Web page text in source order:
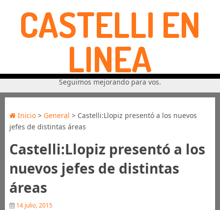
CASTELLI EN
LINEA
Seguimos mejorando para vos.
Inicio> General > Castelli:Llopiz presentó a los nuevos
jefes de distintas áreas
Castelli:Llopiz presentó a los
nuevos jefes de distintas
áreas
14 julio, 2015